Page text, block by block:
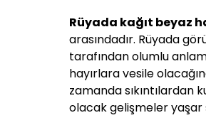
Rüyada kağıt beyaz
arasındadır. Rüyada
tarafından olumlu
hayırlara vesile
zamanda sıkıntılardan
olacak gelişmeler yaşar